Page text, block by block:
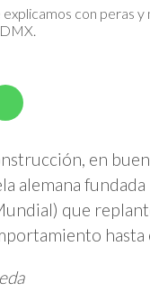
con peras
en
alemana
que
hasta